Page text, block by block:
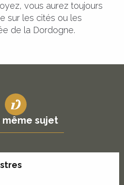
vous aurez toujours
sur les cités ou les
de la Dordogne.
même sujet